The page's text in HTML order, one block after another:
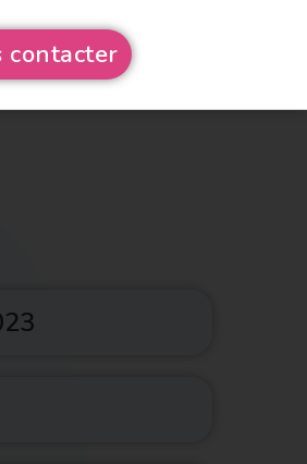
contacter